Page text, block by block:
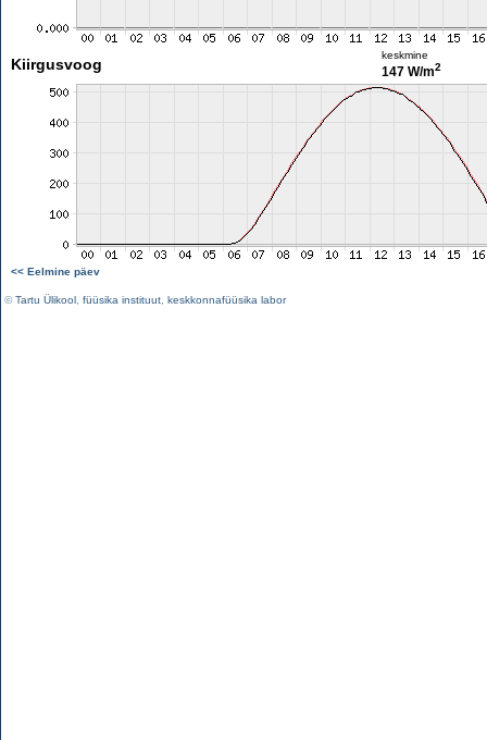
Kiirgusvoog
keskmine
147 W/m2
<< Eelmine päev
©Tartu Ülikool füüsika instituut keskkonnafüüsika labor